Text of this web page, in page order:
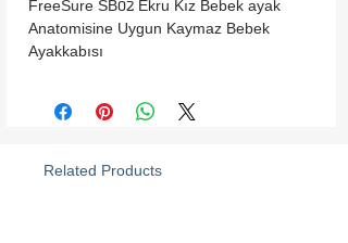
FreeSure SB02 Ekru Kız Bebek ayak
Anatomisine Uygun Kaymaz Bebek
Ayakkabısı
Related Products